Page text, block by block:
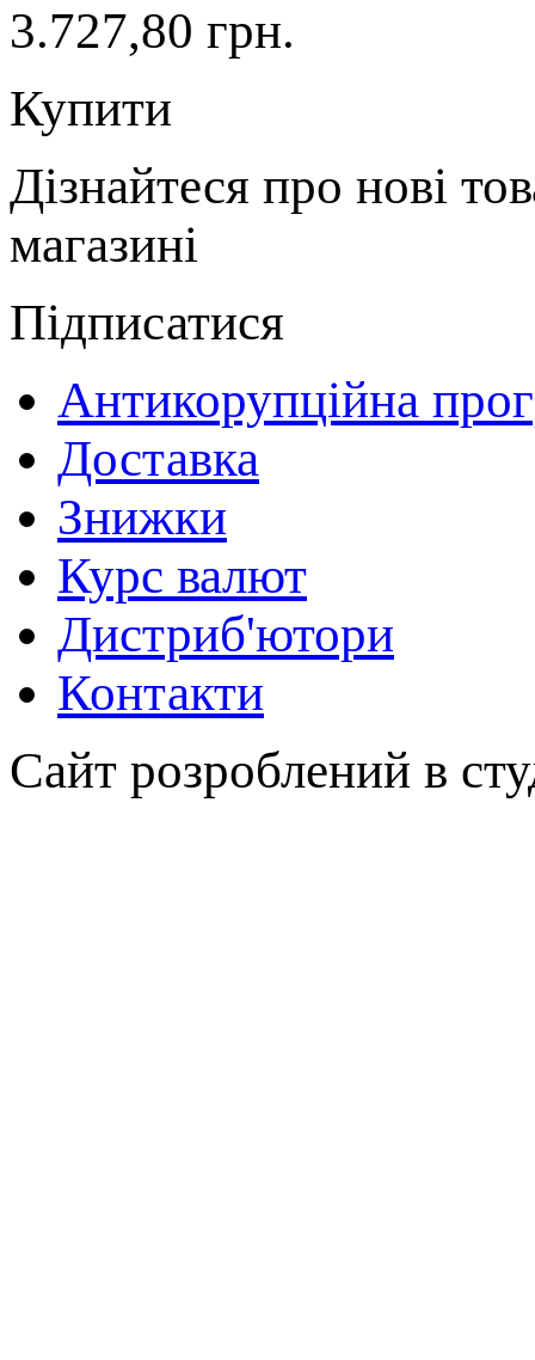
3.727,80 грн.
Купити
Дізнайтеся про нові
магазині
Підписатися
Антикорупційна
Доставка
Знижки
Курс валют
Дистриб'ютори
Контакти
Сайт розроблений в